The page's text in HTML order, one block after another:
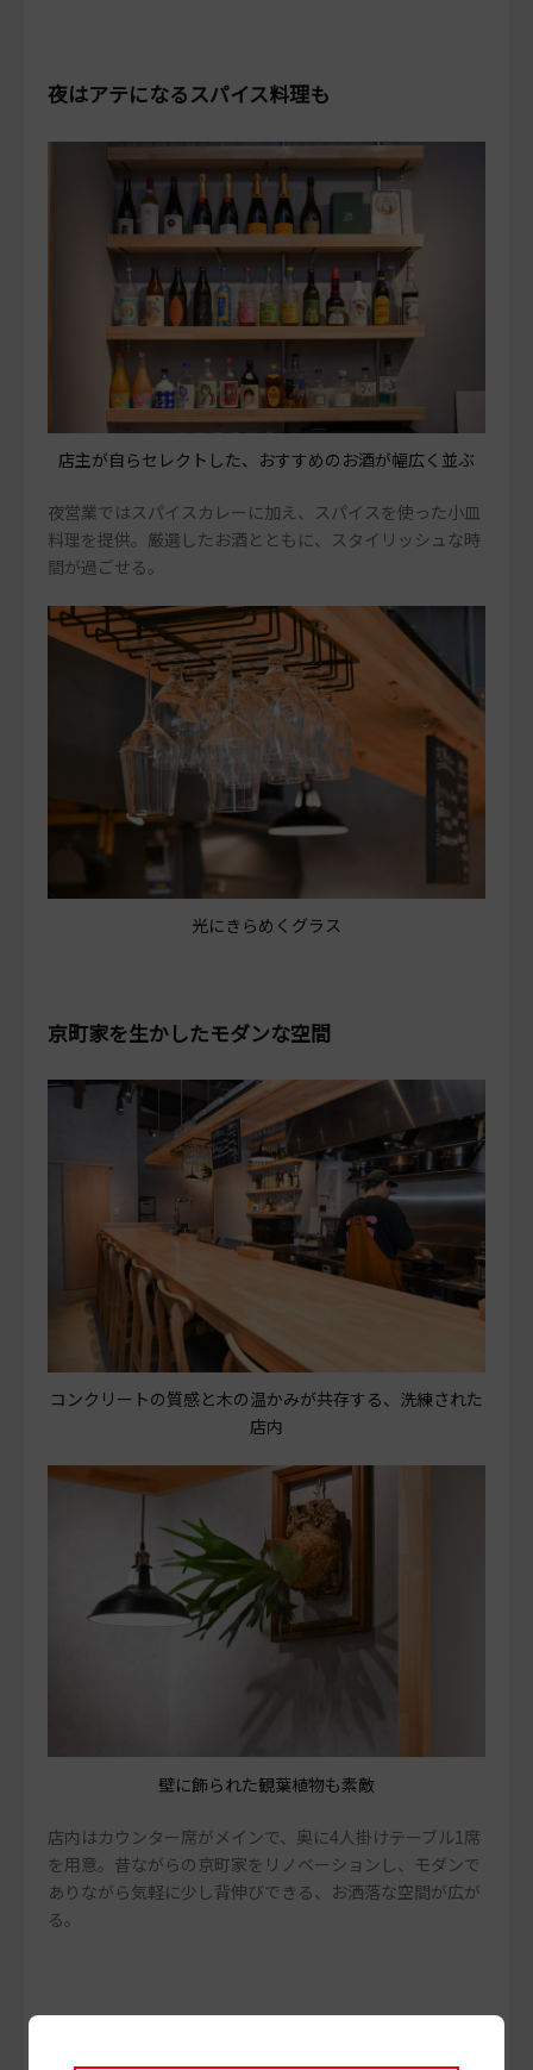
夜はアテになるスパイス料理も
店主が自らセレクトした、おすすめのお酒が幅広く並ぶ
夜営業ではスパイスカレーに加え、スパイスを使った小皿
料理を提供。厳選したお酒とともに、スタイリッシュな時
間が過ごせる。
光にきらめくグラス
京町家を生かしたモダンな空間
コンクリートの質感と木の温かみが共存する、洗練された
店内
壁に飾られた観葉植物も素敵
店内はカウンター席がメインで、奥に4人掛けテーブル1席
を用意。昔ながらの京町家をリノベーションし、モダンで
ありながら気軽に少し背伸びできる、お洒落な空間が広が
る。